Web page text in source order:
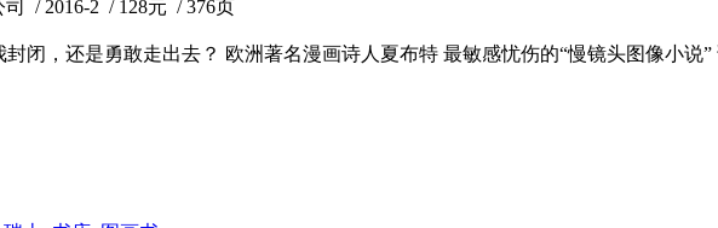
/ 2016-2 / 128元 / 376页
闭，还是勇敢走出去？ 欧洲著名漫画诗人夏布特 最敏感忧伤的“慢镜头图像小说